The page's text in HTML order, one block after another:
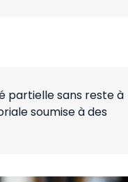
partielle sans reste à
soumise à des